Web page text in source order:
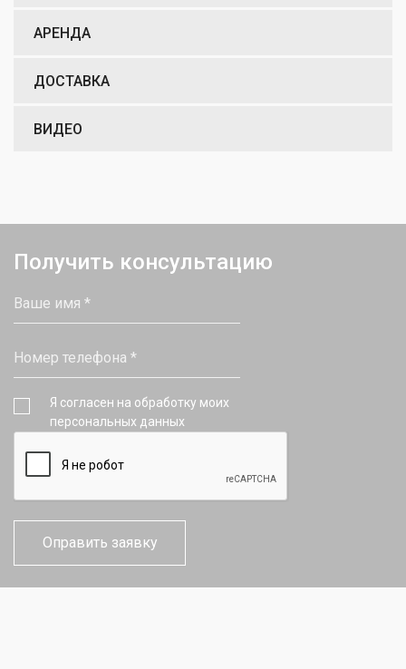
АРЕНДА
ДОСТАВКА
ВИДЕО
Получить консультацию
Я согласен на обработку моих
персональных данных